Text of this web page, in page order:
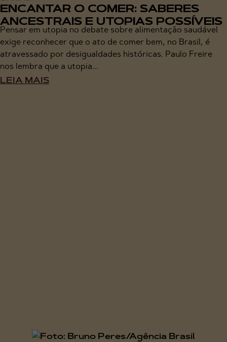
ENCANTAR O COMER: SABERES
ANCESTRAIS E UTOPIAS POSSÍVEIS
Pensar em utopia no debate sobre alimentação saudável
exige reconhecer que o ato de comer bem, no Brasil, é
atravessado por desigualdades históricas. Paulo Freire
nos lembra que a utopia...
LEIA MAIS